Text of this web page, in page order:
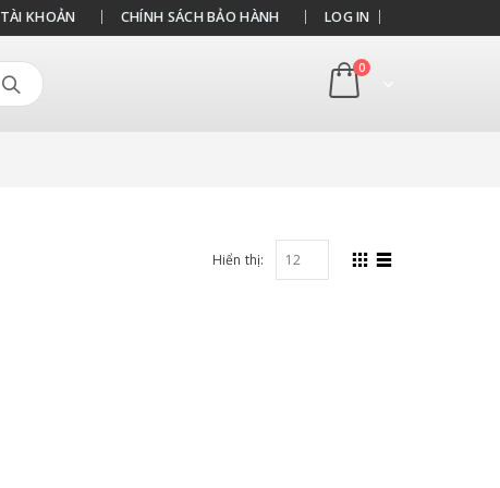
TÀI KHOẢN CHÍNH SÁCH BẢO HÀNH LOG IN
0
Hiển thị: